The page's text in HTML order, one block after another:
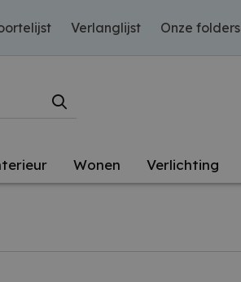
Verlanglijst Onze folders
Wonen Verlichting